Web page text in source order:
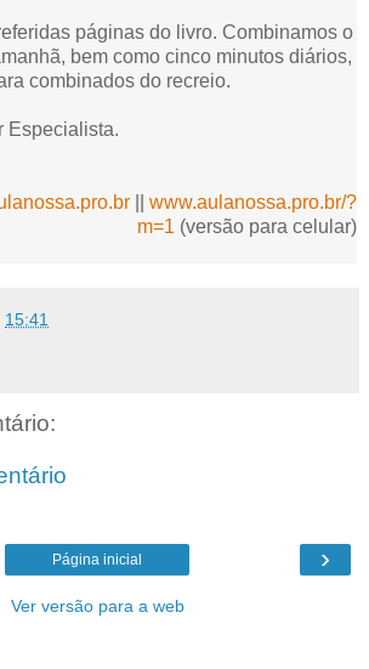
páginas do livro. Combinamos o
bem como cinco minutos diários,
combinados do recreio.
Especialista.
www.aulanossa.pro.br/?
m=1 (versão para celular)
15:41
›
Página inicial
Ver versão para a web